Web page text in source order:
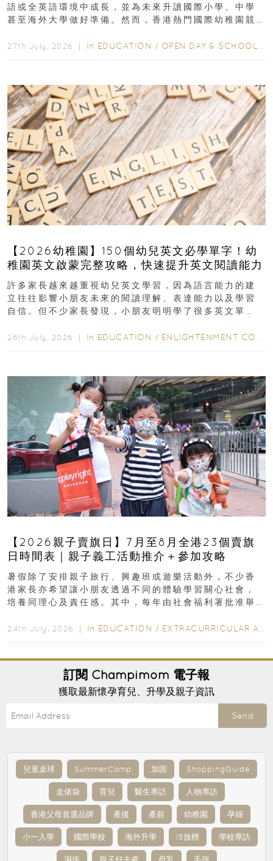
語或全英語環境中成長，並為未來升讀國際小學、中學
甚至海外大學做好準備。然而，香港熱門國際幼稚園競
27th July, 2026 ｜ In EDUCATION / OPEN DAY & SCHOOL EVENTS
【2026幼稚園】150個幼兒英文必學單字！幼
稚園英文啟蒙完整攻略，快速提升英文閱讀能力
許多家長越來越重視幼兒英文學習，因為語言能力的建
立往往影響小朋友未來的閱讀理解、表達能力以及學習
自信。但不少家長發現，小朋友明明學了很多英文單
26th July, 2026 ｜ In EDUCATION / ENLIGHTENMENT CORNER
【2026親子賣旗日】7月至8月全港23個賣旗
日時間表｜親子義工活動推介＋參加攻略
暑假除了安排親子旅行、興趣班或遊樂活動外，不少香
港家長亦希望讓小朋友透過不同的體驗學習關心社會，
培養同理心及責任感。其中，每年由社會福利署批准舉
24th July, 2026 ｜ In EDUCATION / EXTRACURRICULAR ACTIVITIES
訂閱 Champimom 電子報
獲取最新懷孕育兒、升學及親子資訊
Send
兒童桌球 SummerCamp 加固 ShoppingGuide
走佬袋 育兒 醫生專訪 人物專訪
香港父母首選品牌 產後 產前 幼稚園 孕婦
小一入學 國際學校 海外升學 IB放榜 學校專訪